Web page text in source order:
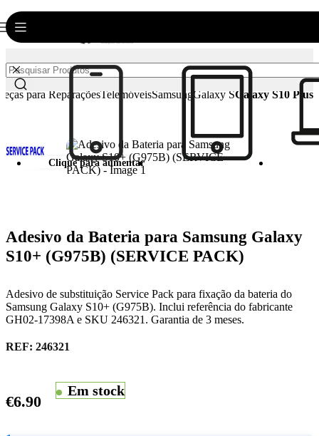
para ReparaçõesTelemóveisSamsung Galaxy SGalaxy S10 Plus
Clique para aumentar
Adesivo da Bateria para Samsung Galaxy
S10+ (G975B) (SERVICE PACK)
Adesivo de substituição Service Pack para fixação da bateria do
Samsung Galaxy S10+ (G975B). Inclui referência do fabricante
GH02-17398A e SKU 246321. Garantia de 3 meses.
REF: 246321
€6.90
Em stock